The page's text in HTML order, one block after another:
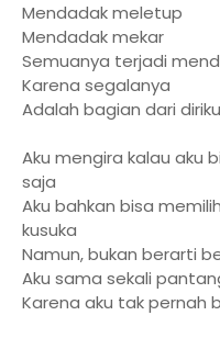
Mendadak meletup
Mendadak mekar
Semuanya terjadi
Karena segalanya
Adalah bagian dari diriku
Aku mengira kalau aku
saja
Aku bahkan bisa
kusuka
Namun, bukan berarti
Aku sama sekali
Karena aku tak pernah